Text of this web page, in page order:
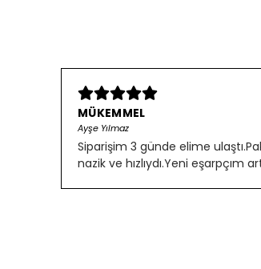
MÜKEMMEL
Ayşe Yılmaz
Siparişim 3 günde elime
nazik ve hızlıydı.Yeni eşarpçım